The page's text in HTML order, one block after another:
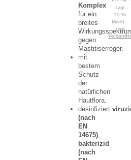
Komplex
für ein
breites
gegen
Mastitiserreger.
mit
bestem
Schutz
der
natürlichen
Hautflora.
desinfiziert
(nach
EN
14675),
bakterizid
(nach
zzgl.
19 %
MwSt.
zzgl.